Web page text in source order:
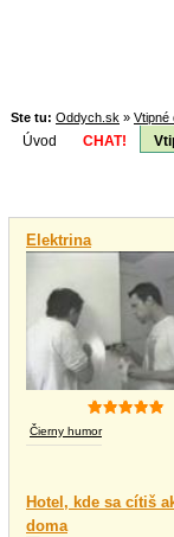
Ste tu: Oddych.sk » Vtipné
Úvod CHAT!
Elektrina
Čierny humor
Hotel, kde sa cítiš
doma